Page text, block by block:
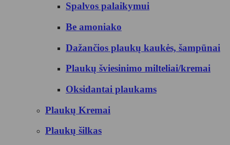
Spalvos palaikymui
Be amoniako
Dažančios plaukų kaukės, šampūnai
Plaukų šviesinimo milteliai/kremai
Oksidantai plaukams
Plaukų Kremai
Plaukų šilkas